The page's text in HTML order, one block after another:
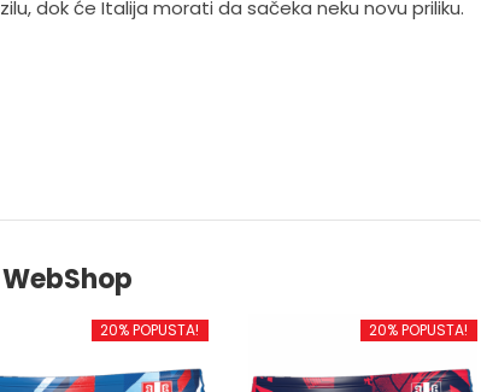
dok će Italija morati da sačeka neku novu priliku.
20% POPUSTA! 20% POPUSTA!